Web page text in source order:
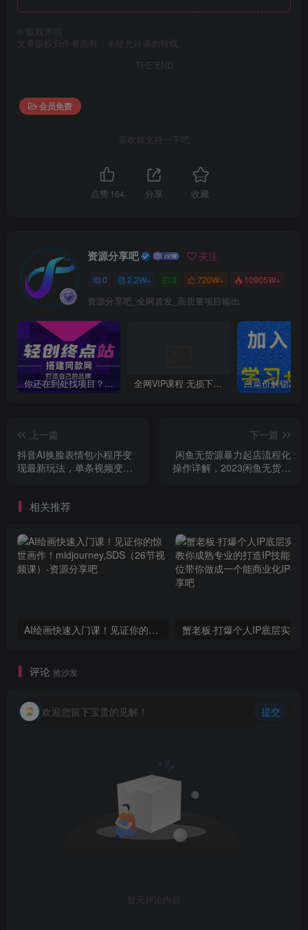
版权声明
文章版权归作者所有，未经允许请勿转载。
THE END
会员免费
喜欢就支持一下吧
点赞 164 分享 收藏
资源分享吧 关注
0 2.2W+ 0 720W+ 10905W+
资源分享吧_全网首发_高质量项目输出
你还在到处找项目？还在当韭菜？我靠卖项目一个月收入5万+，曾经我也是个失败者。 全网VIP课程 无损下载~
上一篇
抖音AI换脸表情包小程序变
现最新玩法，单条视频变现1
下一篇
闲鱼无货源暴力起店流程化
操作详解，2023闲鱼无货源
相关推荐
AI绘画快速入门课！见证你的惊世画作！midjourney,SDS（26节视频课）
评论 抢沙发
欢迎您留下宝贵的见解！ 提交
暂无评论内容